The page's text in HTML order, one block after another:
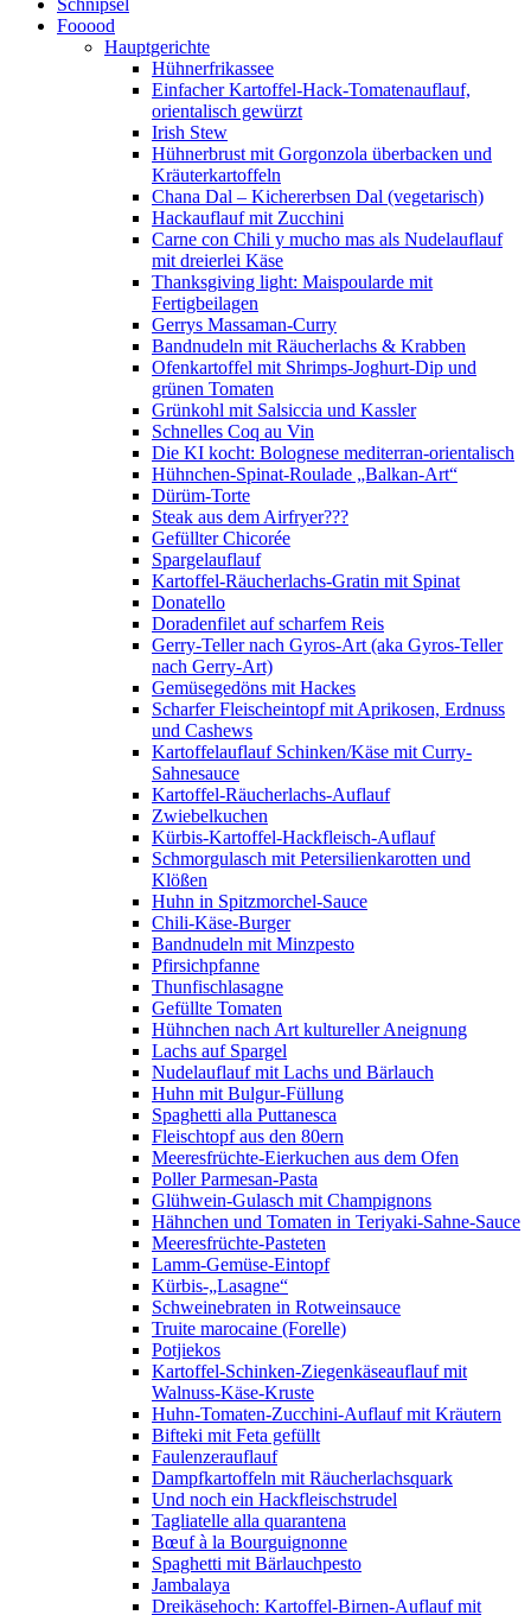
Schnipsel
Fooood
Hauptgerichte
Hühnerfrikassee
Einfacher Kartoffel-Hack-Tomatenauflauf,
orientalisch gewürzt
Irish Stew
Hühnerbrust mit Gorgonzola überbacken und
Kräuterkartoffeln
Chana Dal – Kichererbsen Dal (vegetarisch)
Hackauflauf mit Zucchini
Carne con Chili y mucho mas als Nudelauflauf
mit dreierlei Käse
Thanksgiving light: Maispoularde mit
Fertigbeilagen
Gerrys Massaman-Curry
Bandnudeln mit Räucherlachs & Krabben
Ofenkartoffel mit Shrimps-Joghurt-Dip und
grünen Tomaten
Grünkohl mit Salsiccia und Kassler
Schnelles Coq au Vin
Die KI kocht: Bolognese mediterran-orientalisch
Hühnchen-Spinat-Roulade „Balkan-Art“
Dürüm-Torte
Steak aus dem Airfryer???
Gefüllter Chicorée
Spargelauflauf
Kartoffel-Räucherlachs-Gratin mit Spinat
Donatello
Doradenfilet auf scharfem Reis
Gerry-Teller nach Gyros-Art (aka Gyros-Teller
nach Gerry-Art)
Gemüsegedöns mit Hackes
Scharfer Fleischeintopf mit Aprikosen, Erdnuss
und Cashews
Kartoffelauflauf Schinken/Käse mit Curry-
Sahnesauce
Kartoffel-Räucherlachs-Auflauf
Zwiebelkuchen
Kürbis-Kartoffel-Hackfleisch-Auflauf
Schmorgulasch mit Petersilienkarotten und
Klößen
Huhn in Spitzmorchel-Sauce
Chili-Käse-Burger
Bandnudeln mit Minzpesto
Pfirsichpfanne
Thunfischlasagne
Gefüllte Tomaten
Hühnchen nach Art kultureller Aneignung
Lachs auf Spargel
Nudelauflauf mit Lachs und Bärlauch
Huhn mit Bulgur-Füllung
Spaghetti alla Puttanesca
Fleischtopf aus den 80ern
Meeresfrüchte-Eierkuchen aus dem Ofen
Poller Parmesan-Pasta
Glühwein-Gulasch mit Champignons
Hähnchen und Tomaten in Teriyaki-Sahne-Sauce
Meeresfrüchte-Pasteten
Lamm-Gemüse-Eintopf
Kürbis-„Lasagne“
Schweinebraten in Rotweinsauce
Truite marocaine (Forelle)
Potjiekos
Kartoffel-Schinken-Ziegenkäseauflauf mit
Walnuss-Käse-Kruste
Huhn-Tomaten-Zucchini-Auflauf mit Kräutern
Bifteki mit Feta gefüllt
Faulenzerauflauf
Dampfkartoffeln mit Räucherlachsquark
Und noch ein Hackfleischstrudel
Tagliatelle alla quarantena
Bœuf à la Bourguignonne
Spaghetti mit Bärlauchpesto
Jambalaya
Dreikäsehoch: Kartoffel-Birnen-Auflauf mit